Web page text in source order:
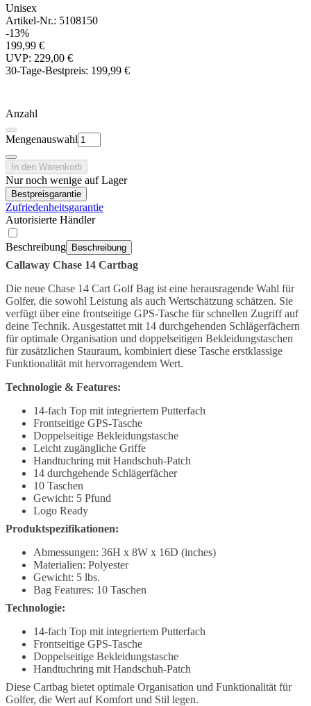
Unisex
Artikel-Nr.: 5108150
-13%
199,99 €
UVP: 229,00 €
30-Tage-Bestpreis: 199,99 €
Anzahl
Mengenauswahl
In den Warenkorb
Nur noch wenige auf Lager
Bestpreisgarantie
Zufriedenheitsgarantie
Autorisierte Händler
Beschreibung Beschreibung
Callaway Chase 14 Cartbag
Die neue Chase 14 Cart Golf Bag ist eine herausragende Wahl für
Golfer, die sowohl Leistung als auch Wertschätzung schätzen. Sie
verfügt über eine frontseitige GPS-Tasche für schnellen Zugriff auf
deine Technik. Ausgestattet mit 14 durchgehenden Schlägerfächern
für optimale Organisation und doppelseitigen Bekleidungstaschen
für zusätzlichen Stauraum, kombiniert diese Tasche erstklassige
Funktionalität mit hervorragendem Wert.
Technologie & Features:
14-fach Top mit integriertem Putterfach
Frontseitige GPS-Tasche
Doppelseitige Bekleidungstasche
Leicht zugängliche Griffe
Handtuchring mit Handschuh-Patch
14 durchgehende Schlägerfächer
10 Taschen
Gewicht: 5 Pfund
Logo Ready
Produktspezifikationen:
Abmessungen: 36H x 8W x 16D (inches)
Materialien: Polyester
Gewicht: 5 lbs.
Bag Features: 10 Taschen
Technologie:
14-fach Top mit integriertem Putterfach
Frontseitige GPS-Tasche
Doppelseitige Bekleidungstasche
Handtuchring mit Handschuh-Patch
Diese Cartbag bietet optimale Organisation und Funktionalität für
Golfer, die Wert auf Komfort und Stil legen.